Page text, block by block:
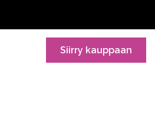
Siirry kauppaan